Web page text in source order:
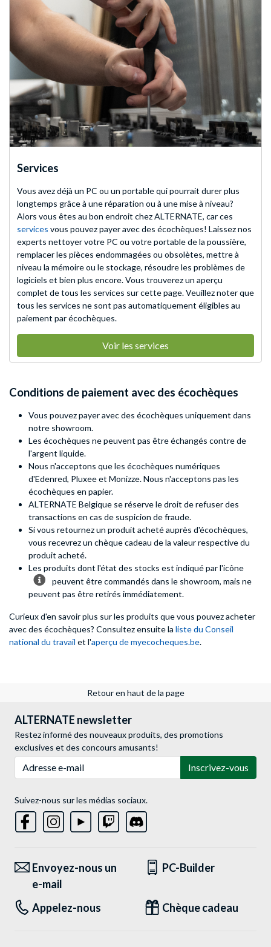
Services
Vous avez déjà un PC ou un portable qui pourrait durer plus
longtemps grâce à une réparation ou à une mise à niveau?
Alors vous êtes au bon endroit chez ALTERNATE, car ces
services vous pouvez payer avec des écochèques! Laissez nos
experts nettoyer votre PC ou votre portable de la poussière,
remplacer les pièces endommagées ou obsolètes, mettre à
niveau la mémoire ou le stockage, résoudre les problèmes de
logiciels et bien plus encore. Vous trouverez un aperçu
complet de tous les services sur cette page. Veuillez noter que
tous les services ne sont pas automatiquement éligibles au
paiement par écochèques.
Voir les services
Conditions de paiement avec des écochèques
Vous pouvez payer avec des écochèques uniquement dans
notre showroom.
Les écochèques ne peuvent pas être échangés contre de
l'argent liquide.
Nous n'acceptons que les écochèques numériques
d'Edenred, Pluxee et Monizze. Nous n'acceptons pas les
écochèques en papier.
ALTERNATE Belgique se réserve le droit de refuser des
transactions en cas de suspicion de fraude.
Si vous retournez un produit acheté auprès d'écochèques,
vous recevrez un chèque cadeau de la valeur respective du
produit acheté.
Les produits dont l'état des stocks est indiqué par l'icône
peuvent être commandés dans le showroom, mais ne
peuvent pas être retirés immédiatement.
Curieux d'en savoir plus sur les produits que vous pouvez acheter
avec des écochèques? Consultez ensuite la liste du Conseil
national du travail et l'aperçu de myecocheques.be.
Retour en haut de la page
ALTERNATE newsletter
Restez informé des nouveaux produits, des promotions
exclusives et des concours amusants!
Inscrivez-vous
Suivez-nous sur les médias sociaux.
Envoyez-nous un
e-mail
PC-Builder
Appelez-nous Chèque cadeau